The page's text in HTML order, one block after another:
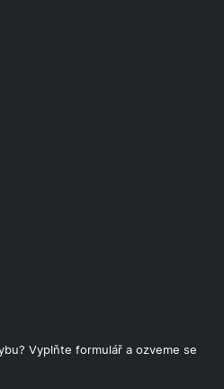
Vyplňte formulář a ozveme se